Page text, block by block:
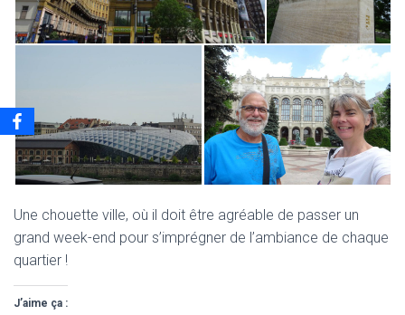
Une chouette ville, où il doit être agréable de passer un
grand week-end pour s’imprégner de l’ambiance de chaque
quartier !
J’aime ça :